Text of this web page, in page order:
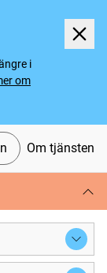
i
om
Om tjänsten